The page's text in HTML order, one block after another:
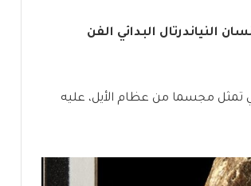
النياندرتال البدائي الفن
تمثل مجسما من عظام الأيل، عليه